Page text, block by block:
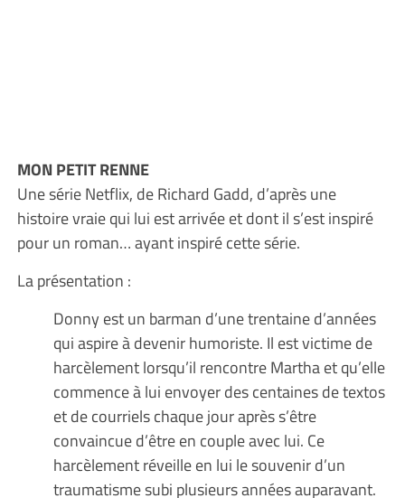
MON PETIT RENNE
Une série Netflix, de Richard Gadd, d’après une
histoire vraie qui lui est arrivée et dont il s’est inspiré
pour un roman… ayant inspiré cette série.
La présentation :
Donny est un barman d’une trentaine d’années
qui aspire à devenir humoriste. Il est victime de
harcèlement lorsqu’il rencontre Martha et qu’elle
commence à lui envoyer des centaines de textos
et de courriels chaque jour après s’être
convaincue d’être en couple avec lui. Ce
harcèlement réveille en lui le souvenir d’un
traumatisme subi plusieurs années auparavant.